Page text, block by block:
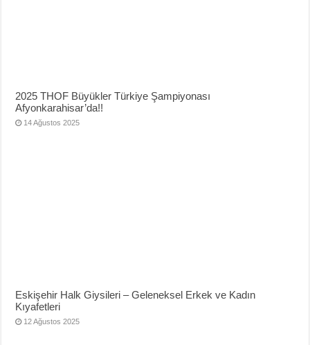
2025 THOF Büyükler Türkiye Şampiyonası
Afyonkarahisar’da!!
14 Ağustos 2025
Eskişehir Halk Giysileri – Geleneksel Erkek ve Kadın
Kıyafetleri
12 Ağustos 2025